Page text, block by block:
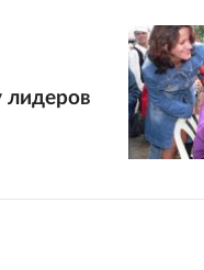
лидеров